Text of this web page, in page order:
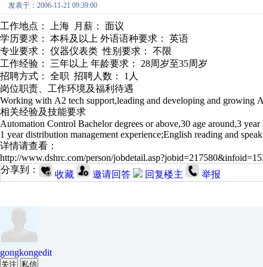
发表于：2006-11-21 09:39:00
工作地点： 上海 月薪： 面议
学历要求： 本科及以上 外语语种要求： 英语
专业要求： 仪器仪表类 性别要求： 不限
工作经验： 三年以上 年龄要求： 28周岁至35周岁
招聘方式： 全职 招聘人数： 1人
岗位职责、工作环境及福利待遇
Working with A2 tech support,leading and developing and growing
相关经验及技能要求
Automation Control Bachelor degrees or above,30 age around,3
1 year distribution management experience;English reading and
详情请查看：
http://www.dshrc.com/person/
分享到：
收藏 邀请回答 回复楼主 举报
gongkongedit
关注 私信